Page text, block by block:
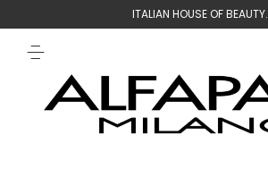
ITALIAN HOUSE OF BEAUTY.